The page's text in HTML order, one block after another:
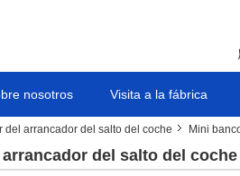
nosotros Visita a la fábrica
del arrancador del salto del coche Mini
del salto del